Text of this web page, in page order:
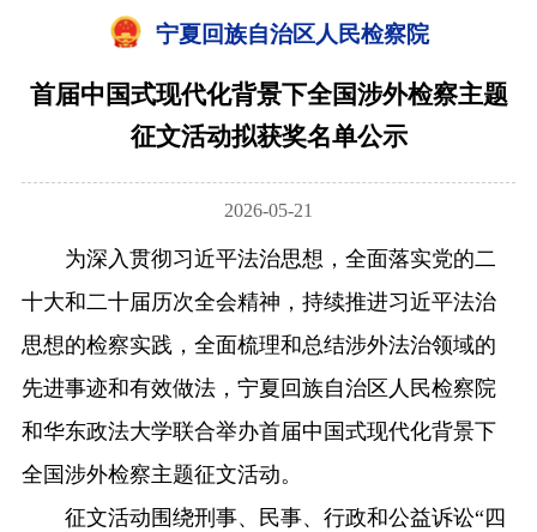
宁夏回族自治区人民检察院
首届中国式现代化背景下全国涉外检察主题
征文活动拟获奖名单公示
2026-05-21
为深入贯彻习近平法治思想，全面落实党的二
十大和二十届历次全会精神，持续推进习近平法治
思想的检察实践，全面梳理和总结涉外法治领域的
先进事迹和有效做法，宁夏回族自治区人民检察院
和华东政法大学联合举办首届中国式现代化背景下
全国涉外检察主题征文活动。
征文活动围绕刑事、民事、行政和公益诉讼“四